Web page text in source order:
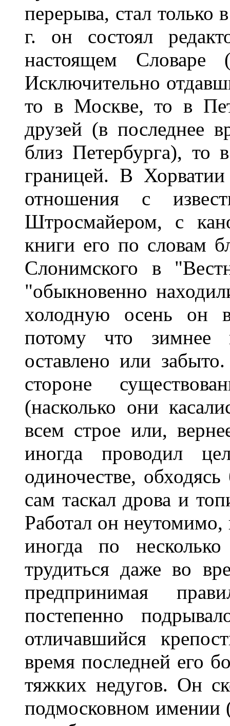
перерыва, стал только
г. он состоял
настоящем Словаре
Исключительно
то в Москве, то в
друзей (в последнее
близ Петербурга),
границей. В
отношения с
Штросмайером, с
книги его по словам
Слонимского в
"обыкновенно
холодную осень он
потому что зимнее
оставлено или
стороне
(насколько они
всем строе или,
иногда проводил
одиночестве,
сам таскал дрова и
Работал он
иногда по
трудиться даже во
предпринимая
постепенно
отличавшийся
время последней его
тяжких недугов. Он
подмосковном имении